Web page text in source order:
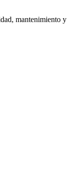
mantenimiento y